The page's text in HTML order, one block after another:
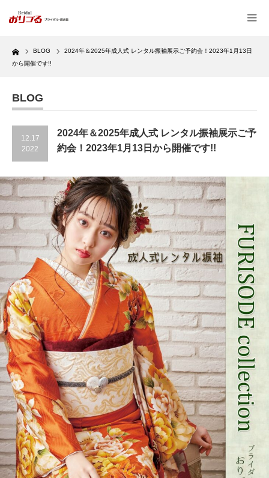
Home BLOG
2024年＆2025年成人式 レンタル振袖展示ご予約会！2023年1月13日
から開催です!!
BLOG
12.17
2022
2024年＆2025年成人式 レンタル振袖展示ご予
約会！2023年1月13日から開催です!!